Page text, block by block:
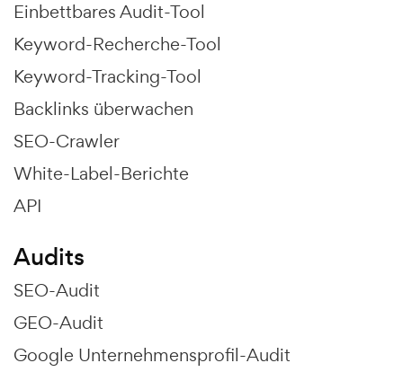
Einbettbares Audit-Tool
Keyword-Recherche-Tool
Keyword-Tracking-Tool
Backlinks überwachen
SEO-Crawler
White-Label-Berichte
API
Audits
SEO-Audit
GEO-Audit
Google Unternehmensprofil-Audit